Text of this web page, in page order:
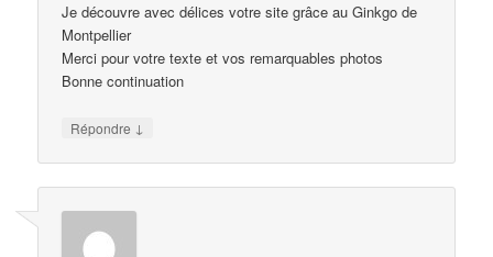
Je découvre avec délices votre site grâce au Ginkgo de
Montpellier
Merci pour votre texte et vos remarquables photos
Bonne continuation
Répondre ↓